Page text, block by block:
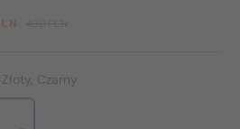
Złoty, Czarny